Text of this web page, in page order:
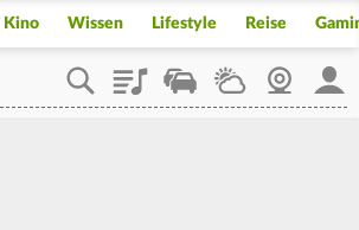
Kino Wissen Lifestyle Reise
PlaylistStaupilotWetterWebcam